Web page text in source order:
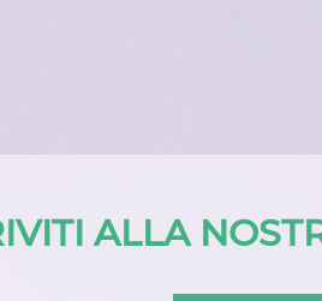
ALLA